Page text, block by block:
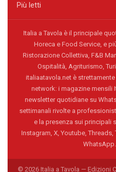
Più letti
Italia a Tavola è il principale
Horeca e Food Service, e
Ristorazione Collettiva, F&B
Ospitalità, Agriturismo,
italiaatavola.net è
network: i magazine mensili
newsletter quotidiane su
settimanali rivolte a
e la presenza sui principali
Instagram, X, Youtube,
© 2026 Italia a Tavola — Edizioni